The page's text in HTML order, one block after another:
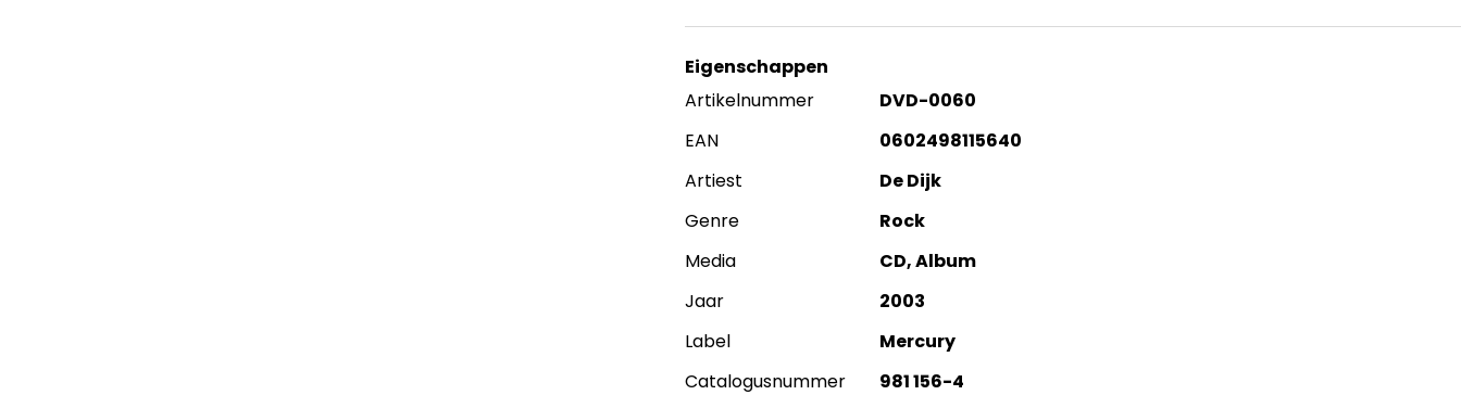
Eigenschappen
Artikelnummer
DVD-0060
EAN
0602498115640
Artiest
De Dijk
Genre
Rock
Media
CD, Album
Jaar
2003
Label
Mercury
Catalogusnummer
981 156-4